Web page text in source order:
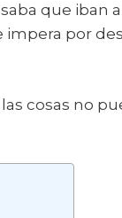
que iban
impera por
cosas no